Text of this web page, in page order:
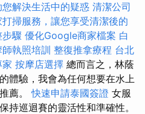
解決生活中的疑惑 清潔公司
打掃服務，讓您享受清潔後的
驟 優化Google商家檔案 白
執照培訓 整復推拿療程 台北
按摩店選擇 總而言之，林蔭
體驗，我會為任何想要在水上
薦。快速申請泰國簽證 女服
持巡迴賽的靈活性和準確性。